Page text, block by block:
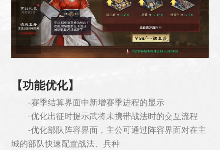
【功能优化】
-赛季结算界面中新增赛季进程的显示
-优化出征时提示武将未携带战法时的交互流程
-优化部队阵容界面，主公可通过阵容界面对在主
城的部队快速配置战法、兵种